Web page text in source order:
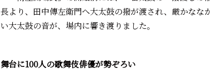
長より、田中傳左衛門へ大太鼓の撥が渡され、厳かなな
い大太鼓の音が、場内に響き渡りました。
舞台に100人の歌舞伎俳優が勢ぞろい